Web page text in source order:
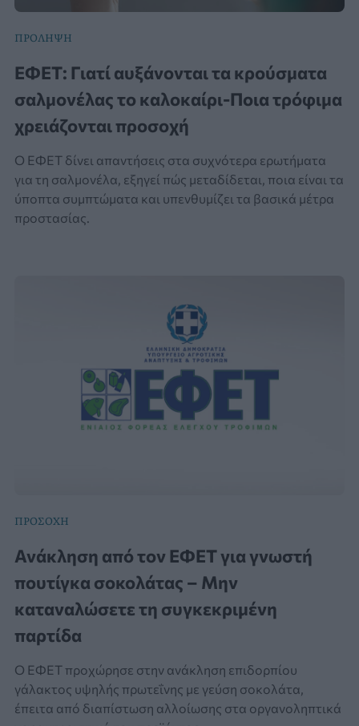
ΠΡΟΛΗΨΗ
ΕΦΕΤ: Γιατί αυξάνονται τα κρούσματα
σαλμονέλας το καλοκαίρι-Ποια τρόφιμα
χρειάζονται προσοχή
Ο ΕΦΕΤ δίνει απαντήσεις στα συχνότερα ερωτήματα
για τη σαλμονέλα, εξηγεί πώς μεταδίδεται, ποια είναι τα
ύποπτα συμπτώματα και υπενθυμίζει τα βασικά μέτρα
προστασίας.
ΠΡΟΣΟΧΗ
Ανάκληση από τον ΕΦΕΤ για γνωστή
πουτίγκα σοκολάτας – Μην
καταναλώσετε τη συγκεκριμένη
παρτίδα
Ο ΕΦΕΤ προχώρησε στην ανάκληση επιδορπίου
γάλακτος υψηλής πρωτεΐνης με γεύση σοκολάτα,
έπειτα από διαπίστωση αλλοίωσης στα οργανοληπτικά